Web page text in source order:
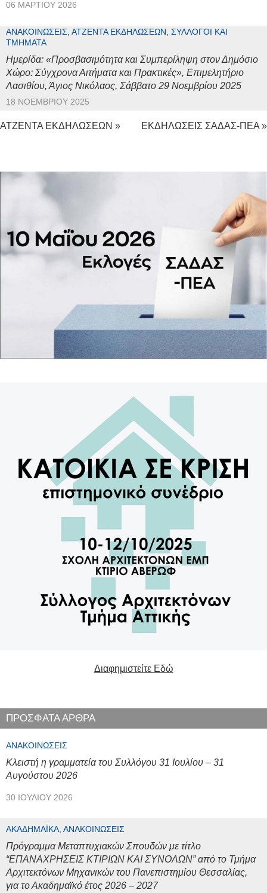
06 ΜΑΡΤΊΟΥ 2026
ΑΝΑΚΟΙΝΏΣΕΙΣ, ΑΤΖΈΝΤΑ ΕΚΔΗΛΏΣΕΩΝ, ΣΎΛΛΟΓΟΙ ΚΑΙ
ΤΜΉΜΑΤΑ
Ημερίδα: «Προσβασιμότητα και Συμπερίληψη στον Δημόσιο
Χώρο: Σύγχρονα Αιτήματα και Πρακτικές», Επιμελητήριο
Λασιθίου, Άγιος Νικόλαος, Σάββατο 29 Νοεμβρίου 2025
18 ΝΟΕΜΒΡΊΟΥ 2025
ΑΤΖΕΝΤΑ ΕΚΔΗΛΩΣΕΩΝ » ΕΚΔΗΛΩΣΕΙΣ ΣΑΔΑΣ-ΠΕΑ »
Διαφημιστείτε Εδώ
ΠΡΟΣΦΑΤΑ ΑΡΘΡΑ
ΑΝΑΚΟΙΝΏΣΕΙΣ
Κλειστή η γραμματεία του Συλλόγου 31 Ιουλίου – 31
Αυγούστου 2026
30 ΙΟΥΛΊΟΥ 2026
ΑΚΑΔΗΜΑΪΚΆ, ΑΝΑΚΟΙΝΏΣΕΙΣ
Πρόγραμμα Μεταπτυχιακών Σπουδών με τίτλο
“ΕΠΑΝΑΧΡΗΣΕΙΣ ΚΤΙΡΙΩΝ ΚΑΙ ΣΥΝΟΛΩΝ” από το Τμήμα
Αρχιτεκτόνων Μηχανικών του Πανεπιστημίου Θεσσαλίας,
για το Ακαδημαϊκό έτος 2026 – 2027